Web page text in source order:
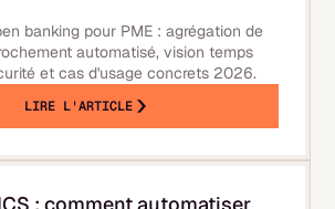
banking pour PME : agrégation de
automatisé, vision temps
et cas d'usage concrets 2026.
LIRE L'ARTICLE
: comment automatiser